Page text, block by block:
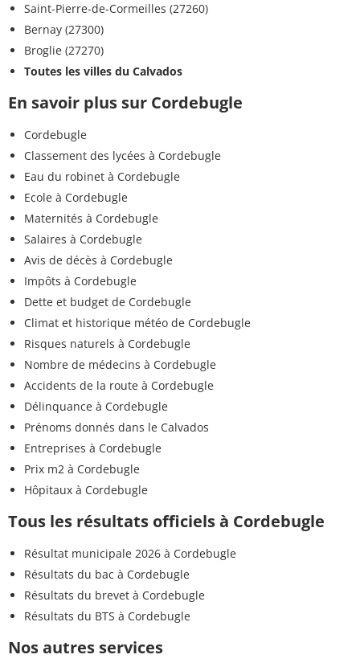
Saint-Pierre-de-Cormeilles (27260)
Bernay (27300)
Broglie (27270)
Toutes les villes du Calvados
En savoir plus sur Cordebugle
Cordebugle
Classement des lycées à Cordebugle
Eau du robinet à Cordebugle
Ecole à Cordebugle
Maternités à Cordebugle
Salaires à Cordebugle
Avis de décès à Cordebugle
Impôts à Cordebugle
Dette et budget de Cordebugle
Climat et historique météo de Cordebugle
Risques naturels à Cordebugle
Nombre de médecins à Cordebugle
Accidents de la route à Cordebugle
Délinquance à Cordebugle
Prénoms donnés dans le Calvados
Entreprises à Cordebugle
Prix m2 à Cordebugle
Hôpitaux à Cordebugle
Tous les résultats officiels à Cordebugle
Résultat municipale 2026 à Cordebugle
Résultats du bac à Cordebugle
Résultats du brevet à Cordebugle
Résultats du BTS à Cordebugle
Nos autres services